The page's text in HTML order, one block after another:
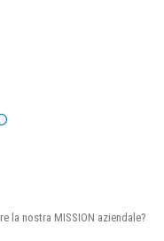
la nostra MISSION aziendale?